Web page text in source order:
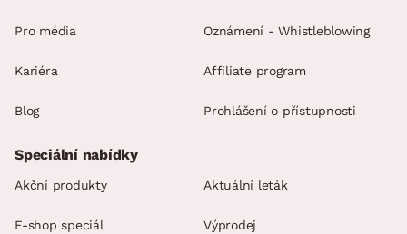
Pro média
Kariéra
Blog
Oznámení - Whistleblowing
Affiliate program
Prohlášení o přístupnosti
Speciální nabídky
Akční produkty Aktuální leták
E-shop speciál Výprodej